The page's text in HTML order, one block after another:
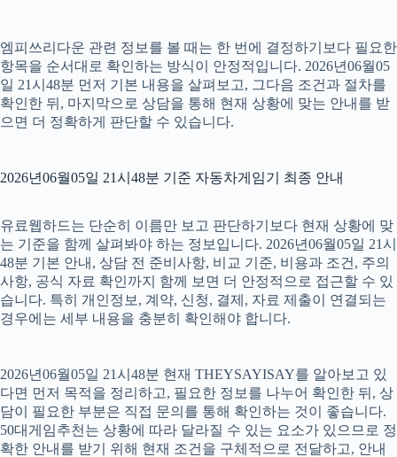
엠피쓰리다운 관련 정보를 볼 때는 한 번에 결정하기보다 필요한
항목을 순서대로 확인하는 방식이 안정적입니다. 2026년06월05
일 21시48분 먼저 기본 내용을 살펴보고, 그다음 조건과 절차를
확인한 뒤, 마지막으로 상담을 통해 현재 상황에 맞는 안내를 받
으면 더 정확하게 판단할 수 있습니다.
2026년06월05일 21시48분 기준 자동차게임기 최종 안내
유료웹하드는 단순히 이름만 보고 판단하기보다 현재 상황에 맞
는 기준을 함께 살펴봐야 하는 정보입니다. 2026년06월05일 21시
48분 기본 안내, 상담 전 준비사항, 비교 기준, 비용과 조건, 주의
사항, 공식 자료 확인까지 함께 보면 더 안정적으로 접근할 수 있
습니다. 특히 개인정보, 계약, 신청, 결제, 자료 제출이 연결되는
경우에는 세부 내용을 충분히 확인해야 합니다.
2026년06월05일 21시48분 현재 THEYSAYISAY를 알아보고 있
다면 먼저 목적을 정리하고, 필요한 정보를 나누어 확인한 뒤, 상
담이 필요한 부분은 직접 문의를 통해 확인하는 것이 좋습니다.
50대게임추천는 상황에 따라 달라질 수 있는 요소가 있으므로 정
확한 안내를 받기 위해 현재 조건을 구체적으로 전달하고, 안내